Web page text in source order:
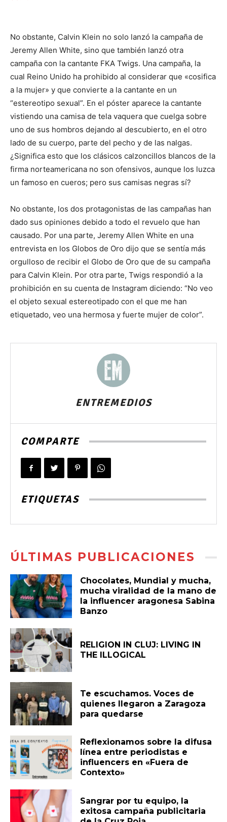
No obstante, Calvin Klein no solo lanzó la campaña de
Jeremy Allen White, sino que también lanzó otra
campaña con la cantante FKA Twigs. Una campaña, la
cual Reino Unido ha prohibido al considerar que «cosifica
a la mujer» y que convierte a la cantante en un
“estereotipo sexual”. En el póster aparece la cantante
vistiendo una camisa de tela vaquera que cuelga sobre
uno de sus hombros dejando al descubierto, en el otro
lado de su cuerpo, parte del pecho y de las nalgas.
¿Significa esto que los clásicos calzoncillos blancos de la
firma norteamericana no son ofensivos, aunque los luzca
un famoso en cueros; pero sus camisas negras sí?
No obstante, los dos protagonistas de las campañas han
dado sus opiniones debido a todo el revuelo que han
causado. Por una parte, Jeremy Allen White en una
entrevista en los Globos de Oro dijo que se sentía más
orgulloso de recibir el Globo de Oro que de su campaña
para Calvin Klein. Por otra parte, Twigs respondió a la
prohibición en su cuenta de Instagram diciendo: “No veo
el objeto sexual estereotipado con el que me han
etiquetado, veo una hermosa y fuerte mujer de color”.
ENTREMEDIOS
COMPARTE
ETIQUETAS
ÚLTIMAS PUBLICACIONES
Chocolates, Mundial y mucha,
mucha viralidad de la mano de
la influencer aragonesa Sabina
Banzo
RELIGION IN CLUJ: LIVING IN
THE ILLOGICAL
Te escuchamos. Voces de
quienes llegaron a Zaragoza
para quedarse
Reflexionamos sobre la difusa
línea entre periodistas e
influencers en «Fuera de
Contexto»
Sangrar por tu equipo, la
exitosa campaña publicitaria